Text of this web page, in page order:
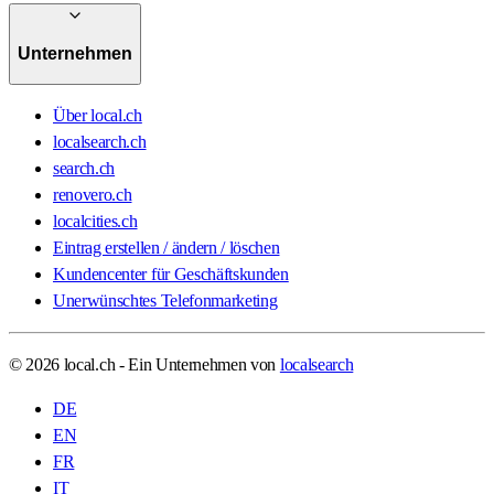
Unternehmen
Über local.ch
localsearch.ch
search.ch
renovero.ch
localcities.ch
Eintrag erstellen / ändern / löschen
Kundencenter für Geschäftskunden
Unerwünschtes Telefonmarketing
© 2026 local.ch - Ein Unternehmen von localsearch
DE
EN
FR
IT